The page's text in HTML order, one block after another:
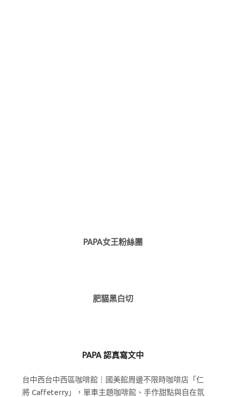
PAPA女王粉絲團
肥貓黑白切
PAPA 認真寫文中
台中西台中西區咖啡館｜國美館周邊不限時咖啡店「仁
將 Caffeterry」，單車主題咖啡館、手作甜點與自在氛